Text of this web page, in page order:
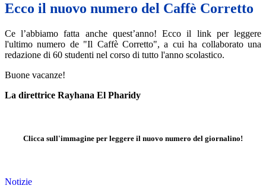
Ecco il nuovo numero del Caffè Corretto
Ce l’abbiamo fatta anche quest’anno! Ecco il link per leggere
l'ultimo numero de "Il Caffè Corretto", a cui ha collaborato una
redazione di 60 studenti nel corso di tutto l'anno scolastico.
Buone vacanze!
La direttrice Rayhana El Pharidy
Clicca sull'immagine per leggere il nuovo numero del giornalino!
Notizie